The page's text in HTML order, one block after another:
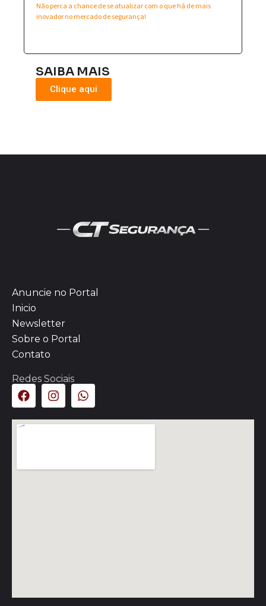
Não perca a chance de se atualizar com o que há de mais
inovador no mercado de segurança!
SAIBA MAIS
Clique aqui
Anuncie no Portal
Inicio
Newsletter
Sobre o Portal
Contato
Redes Sociais